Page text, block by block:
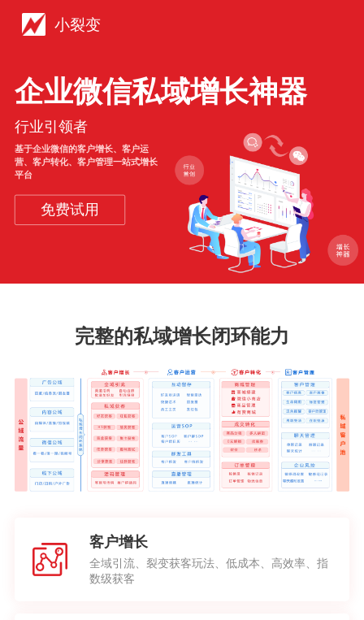
小裂变
企业微信私域增长神器
行业引领者
基于企业微信的客户增长、客户运
营、客户转化、客户管理一站式增长
平台
免费试用
完整的私域增长闭环能力
客户增长
全域引流、裂变获客玩法、低成本、高效率、指
数级获客